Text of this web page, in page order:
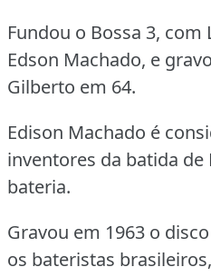
Fundou o Bossa 3, com
Edson Machado, e
Gilberto em 64.
Edison Machado é
inventores da batida de
bateria.
Gravou em 1963 o
os bateristas